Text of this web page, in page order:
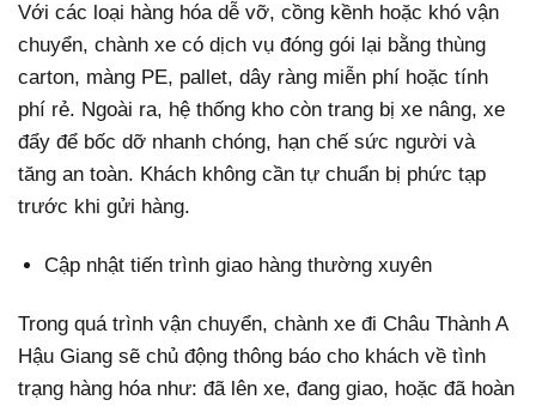
Với các loại hàng hóa dễ vỡ, cồng kềnh hoặc khó vận
chuyển, chành xe có dịch vụ đóng gói lại bằng thùng
carton, màng PE, pallet, dây ràng miễn phí hoặc tính
phí rẻ. Ngoài ra, hệ thống kho còn trang bị xe nâng, xe
đẩy để bốc dỡ nhanh chóng, hạn chế sức người và
tăng an toàn. Khách không cần tự chuẩn bị phức tạp
trước khi gửi hàng.
Cập nhật tiến trình giao hàng thường xuyên
Trong quá trình vận chuyển, chành xe đi Châu Thành A
Hậu Giang sẽ chủ động thông báo cho khách về tình
trạng hàng hóa như: đã lên xe, đang giao, hoặc đã hoàn